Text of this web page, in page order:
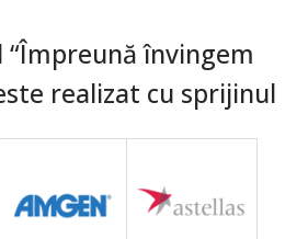
“Împreună învingem
realizat cu sprijinul